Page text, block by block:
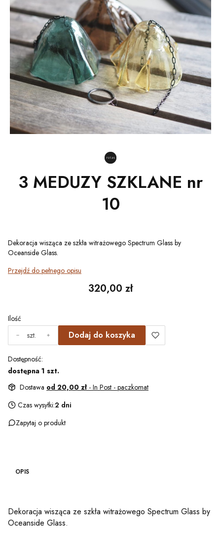
3 MEDUZY SZKLANE nr
10
Dekoracja wisząca ze szkła witrażowego Spectrum Glass by
Oceanside Glass.
Przejdź do pełnego opisu
Cena
320,00 zł
Ilość
szt.
Dodaj do koszyka
Dostępność:
dostępna 1 szt.
Dostawa od 20,00 zł - In Post - paczkomat
Czas wysyłki:2 dni
Zapytaj o produkt
OPIS
Dekoracja wisząca ze szkła witrażowego Spectrum Glass by
Oceanside Glass.